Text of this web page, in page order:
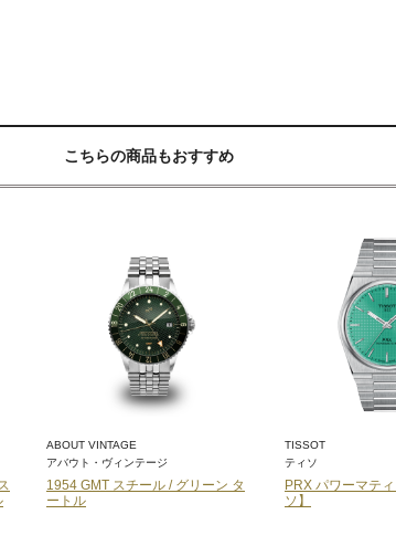
こちらの商品もおすすめ
ABOUT VINTAGE
アバウト・ヴィンテージ
1954 GMT スチール / グリーン タ
ートル
TISSOT
ティソ
PRX パワーマテ
ソ】